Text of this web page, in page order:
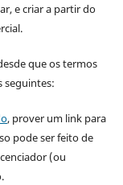
e criar a partir do
que os termos
seguintes:
, prover um link para
pode ser feito de
(ou